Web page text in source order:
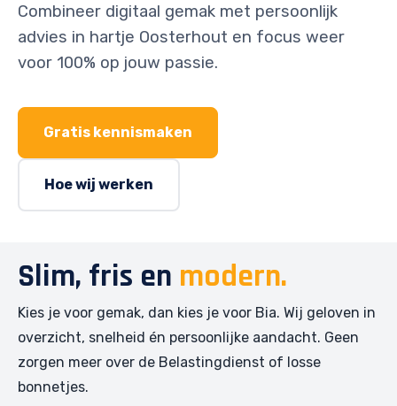
Combineer digitaal gemak met persoonlijk
advies in hartje Oosterhout en focus weer
voor 100% op jouw passie.
Gratis kennismaken
Hoe wij werken
Slim, fris en modern.
Kies je voor gemak, dan kies je voor Bia. Wij geloven in
overzicht, snelheid én persoonlijke aandacht. Geen
zorgen meer over de Belastingdienst of losse
bonnetjes.